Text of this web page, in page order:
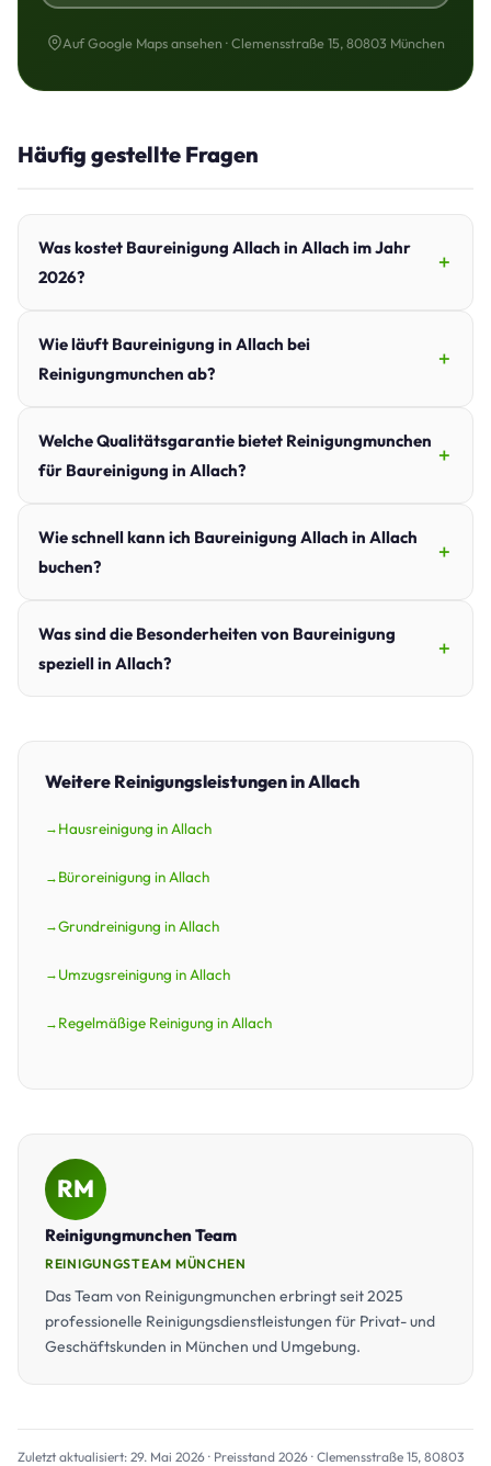
Auf Google Maps ansehen · Clemensstraße 15, 80803 München
Häufig gestellte Fragen
Was kostet Baureinigung Allach in Allach im Jahr
2026?
Wie läuft Baureinigung in Allach bei
Reinigungmunchen ab?
Welche Qualitätsgarantie bietet Reinigungmunchen
für Baureinigung in Allach?
Wie schnell kann ich Baureinigung Allach in Allach
buchen?
Was sind die Besonderheiten von Baureinigung
speziell in Allach?
Weitere Reinigungsleistungen in Allach
Hausreinigung in Allach
Büroreinigung in Allach
Grundreinigung in Allach
Umzugsreinigung in Allach
Regelmäßige Reinigung in Allach
RM
Reinigungmunchen Team
REINIGUNGSTEAM MÜNCHEN
Das Team von Reinigungmunchen erbringt seit 2025
professionelle Reinigungsdienstleistungen für Privat- und
Geschäftskunden in München und Umgebung.
Zuletzt aktualisiert: 29. Mai 2026 · Preisstand 2026 · Clemensstraße 15, 80803